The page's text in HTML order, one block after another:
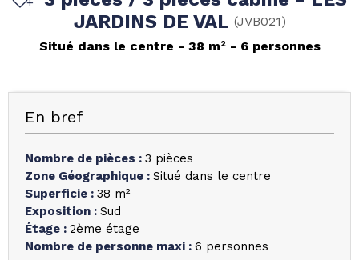
JARDINS DE VAL (JVB021)
Situé dans le centre
38 m² 6 personnes
En bref
Nombre de pièces : 3 pièces
Zone Géographique : Situé dans le centre
Superficie : 38 m²
Exposition : Sud
Étage : 2ème étage
Nombre de personne maxi : 6 personnes